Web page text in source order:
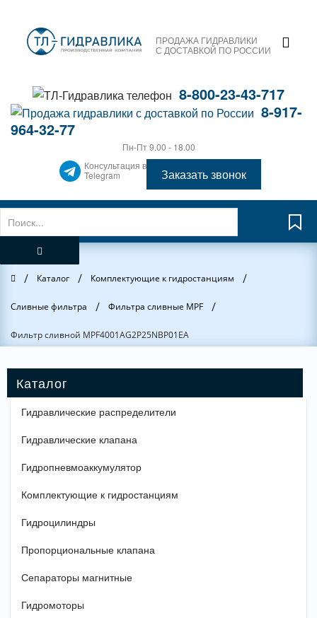
ПРОДАЖА ГИДРАВЛИКИ
С ДОСТАВКОЙ ПО РОССИИ
8-800-23-43-717
8-917-
964-32-77
Пн-Пт 9.00 - 18.00
Консультация в
Telegram
Заказать звонок
Главная
/ Каталог / Комплектующие к гидростанциям /
Сливные фильтра / Фильтра сливные MPF /
Фильтр сливной MPF4001AG2P25NBP01EA
Гидравлические распределители
Гидравлические клапана
Гидропневмоаккумулятор
Комплектующие к гидростанциям
Гидроцилиндры
Пропорциональные клапана
Сепараторы магнитные
Гидромоторы